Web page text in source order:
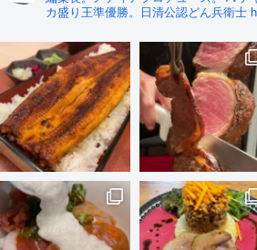
カ盛り王準優勝。日清公認どん兵衛士